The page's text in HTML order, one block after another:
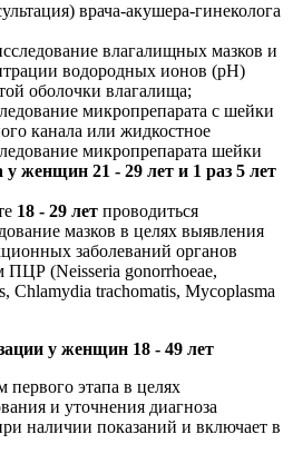
врача-акушера-гинеколога
влагалищных мазков и
водородных ионов (pH)
оболочки влагалища;
микропрепарата с шейки
канала или жидкостное
микропрепарата шейки
у женщин 21 - 29 лет и 1 раз 5 лет
18 - 29 лет проводиться
мазков в целях выявления
заболеваний органов
ПЦР (Neisseria gonorrhoeae,
Chlamydia trachomatis, Mycoplasma
у женщин 18 - 49 лет
первого этапа в целях
и уточнения диагноза
наличии показаний и включает в